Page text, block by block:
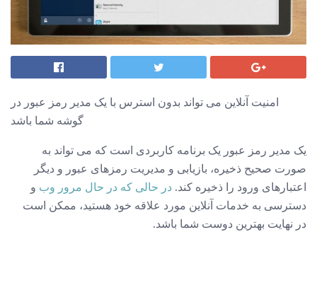
امنیت آنلاین می تواند بدون استرس با یک مدیر رمز عبور در
گوشه شما باشد
یک مدیر رمز عبور یک برنامه کاربردی است که می تواند به
صورت صحیح ذخیره، بازیابی و مدیریت رمزهای عبور و دیگر
اعتبارهای ورود را ذخیره کند. در حالی که در حال مرور وب و
دسترسی به خدمات آنلاین مورد علاقه خود هستید، ممکن است
در نهایت بهترین دوست شما باشد.